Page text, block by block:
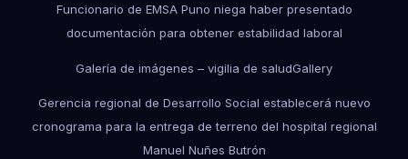
Funcionario de EMSA Puno niega haber presentado
documentación para obtener estabilidad laboral
Galería de imágenes – vigilia de saludGallery
Gerencia regional de Desarrollo Social establecerá nuevo
cronograma para la entrega de terreno del hospital regional
Manuel Nuñes Butrón